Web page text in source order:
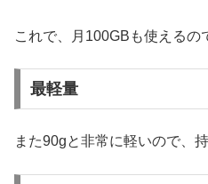
これで、月100GBも使えるの
最軽量
また90gと非常に軽いので、